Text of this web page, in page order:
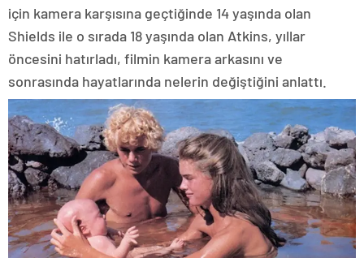
için kamera karşısına geçtiğinde 14 yaşında olan
Shields ile o sırada 18 yaşında olan Atkins, yıllar
öncesini hatırladı, filmin kamera arkasını ve
sonrasında hayatlarında nelerin değiştiğini anlattı.